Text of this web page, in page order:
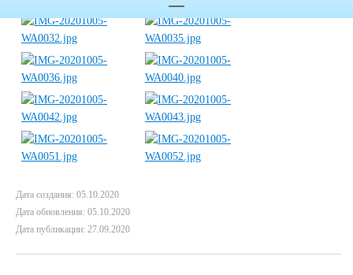
Дата создания: 05.10.2020
Дата обновления: 05.10.2020
Дата публикации: 27.09.2020